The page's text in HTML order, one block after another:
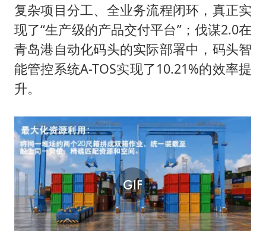
复杂项目分工、全业务流程闭环，真正实
现了“生产级的产品交付平台”；伐谋2.0在
青岛港自动化码头的实际部署中，码头智
能管控系统A-TOS实现了10.21%的效率提
升。